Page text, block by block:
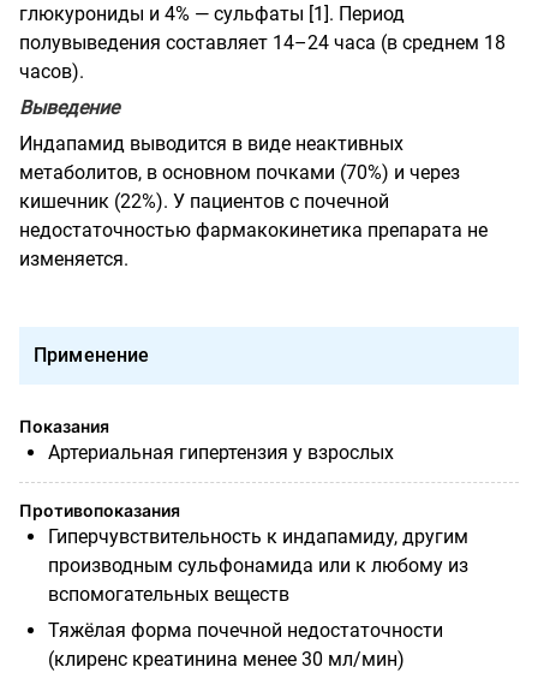
глюкурониды и 4% — сульфаты [1]. Период
полувыведения составляет 14–24 часа (в среднем 18
часов).
Выведение
Индапамид выводится в виде неактивных
метаболитов, в основном почками (70%) и через
кишечник (22%). У пациентов с почечной
недостаточностью фармакокинетика препарата не
изменяется.
Применение
Показания
Артериальная гипертензия у взрослых
Противопоказания
Гиперчувствительность к индапамиду, другим
производным сульфонамида или к любому из
вспомогательных веществ
Тяжёлая форма почечной недостаточности
(клиренс креатинина менее 30 мл/мин)